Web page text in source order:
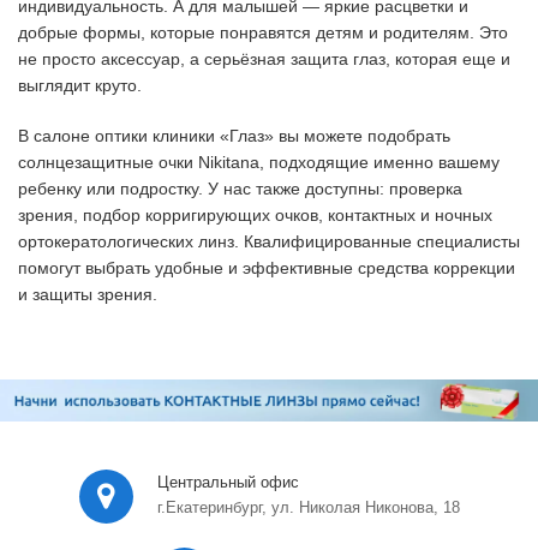
индивидуальность. А для малышей — яркие расцветки и
добрые формы, которые понравятся детям и родителям. Это
не просто аксессуар, а серьёзная защита глаз, которая еще и
выглядит круто.
В салоне оптики клиники «Глаз» вы можете подобрать
солнцезащитные очки Nikitana, подходящие именно вашему
ребенку или подростку. У нас также доступны: проверка
зрения, подбор корригирующих очков, контактных и ночных
ортокератологических линз. Квалифицированные специалисты
помогут выбрать удобные и эффективные средства коррекции
и защиты зрения.
Центральный офис
г.Екатеринбург, ул. Николая Никонова, 18